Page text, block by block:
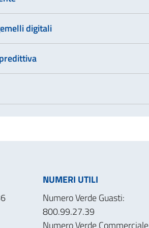
digitali
NUMERI UTILI
Numero Verde Guasti:
800.99.27.39
Numero Verde Commerciale